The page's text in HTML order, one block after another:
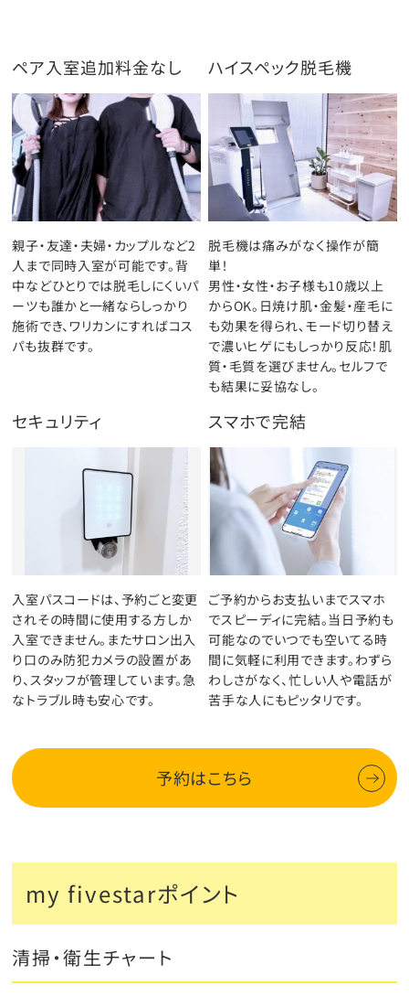
ペア入室追加料金なし
親子・友達・夫婦・カップルなど2
人まで同時入室が可能です。背
中などひとりでは脱毛しにくいパ
ーツも誰かと一緒ならしっかり
施術でき、ワリカンにすればコス
パも抜群です。
ハイスペック脱毛機
脱毛機は痛みがなく操作が簡
単！
男性・女性・お子様も10歳以上
からOK。日焼け肌・金髪・産毛に
も効果を得られ､モード切り替え
で濃いヒゲにもしっかり反応！肌
質・毛質を選びません。セルフで
も結果に妥協なし。
セキュリティ
入室パスコードは、予約ごと変更
されその時間に使用する方しか
入室できません。またサロン出入
り口のみ防犯カメラの設置があ
り、スタッフが管理しています。急
なトラブル時も安心です。
スマホで完結
ご予約からお支払いまでスマホ
でスピーディに完結。当日予約も
可能なのでいつでも空いてる時
間に気軽に利用できます。わずら
わしさがなく、忙しい人や電話が
苦手な人にもピッタリです。
予約はこちら
my fivestarポイント
清掃・衛生チャート